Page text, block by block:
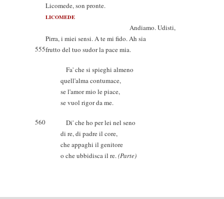
Licomede, son pronte.
LICOMEDE
Andiamo. Udisti,
Pirra, i miei sensi. A te mi fido. Ah sia
555frutto del tuo sudor la pace mia.
Fa' che si spieghi almeno
quell'alma contumace,
se l'amor mio le piace,
se vuol rigor da me.
560
Di' che ho per lei nel seno
di re, di padre il core,
che appaghi il genitore
o che ubbidisca il re.(Parte)